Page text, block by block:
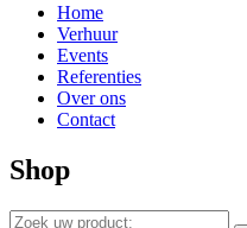
Home
Verhuur
Events
Referenties
Over ons
Contact
Shop